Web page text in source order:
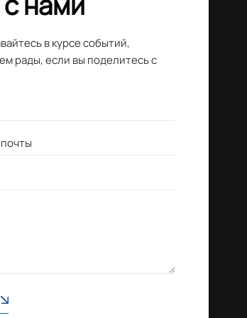
в курсе событий,
рады, если вы поделитесь с